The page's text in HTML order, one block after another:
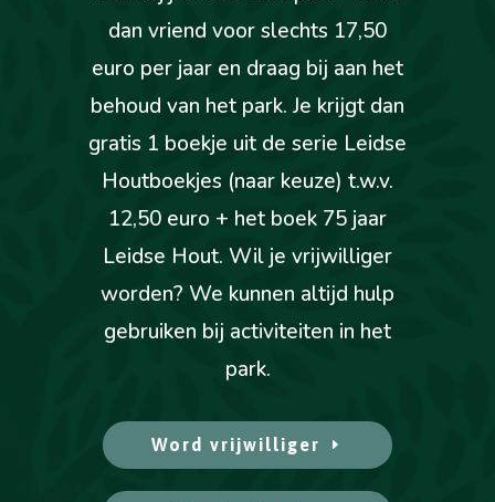
dan vriend voor slechts 17,50
euro per jaar en draag bij aan het
behoud van het park. Je krijgt dan
gratis 1 boekje uit de serie Leidse
Houtboekjes (naar keuze) t.w.v.
12,50 euro + het boek 75 jaar
Leidse Hout. Wil je vrijwilliger
worden? We kunnen altijd hulp
gebruiken bij activiteiten in het
park.
Word vrijwilliger